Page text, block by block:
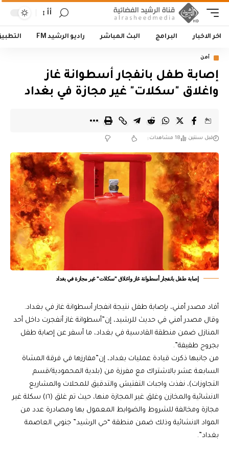
أأ
اخر الاخبار البرامج البث المباشر راديو الرشيد FM
أمن
إصابة طفل بانفجار أسطوانة غاز
واغلاق "سكلات" غير مجازة في بغداد
قبل سنتين 18 مشاهدات
إصابة طفل بانفجار أسطوانة غاز واغلاق "سكلات" غير مجازة في بغداد
أفاد مصدر أمني، بإصابة طفل نتيجة انفجار أسطوانة غاز في بغداد.
وقال مصدر أمني في حديث للرشيد، إن”أسطوانة غاز أنفجرت داخل أحد
المنازل ضمن منطقة القادسية في بغداد، ما أسفر عن إصابة طفل
بجروح طفيفة”.
من جانبها ذكرت قيادة عمليات بغداد، إن”مفارزها في فرقة المشاة
السابعة عشر بالاشتراك مع مفرزة من (بلدية المحمودية/قسم
التجاوزات)، نفذت واجبات التفتيش والتدقيق للمحلات والمشاريع
الانشائية والمخازن وغلق غير المجازة منها، حيث تم غلق (١٦) سكلة غير
مجازة ومخالفة للشروط والضوابط المعمول بها ومصادرة عدد من
المواد الانشائية وذلك ضمن منطقة “حي الرشيد” جنوبي العاصمة
بغداد”.